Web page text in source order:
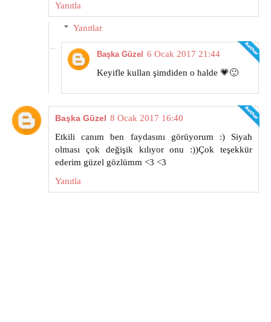
Yanıtla
Yanıtlar
Başka Güzel
6 Ocak 2017 21:44
Keyifle kullan şimdiden o halde 💗🙂
Başka Güzel 8 Ocak 2017 16:40
Etkili canım ben faydasını görüyorum :) Siyah
olması çok değişik kılıyor onu :))Çok teşekkür
ederim güzel gözlümm <3 <3
Yanıtla